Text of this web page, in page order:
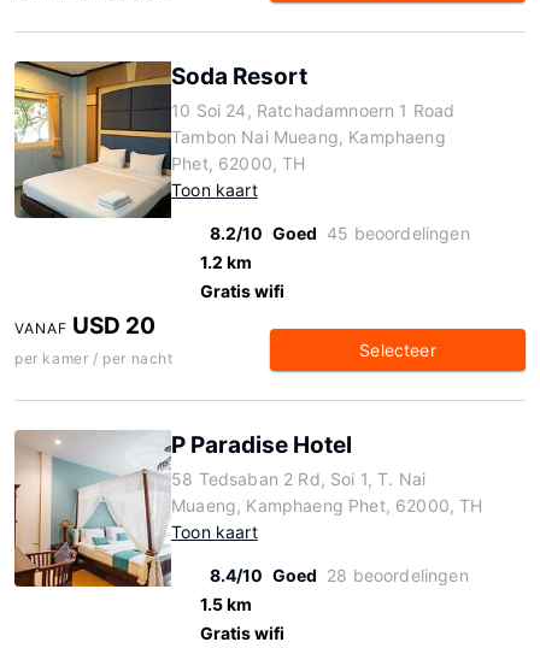
Soda Resort
10 Soi 24, Ratchadamnoern 1 Road
Tambon Nai Mueang, Kamphaeng
Phet, 62000, TH
Toon kaart
8.2/10 Goed 45 beoordelingen
1.2 km
Gratis wifi
VANAF USD 20
per kamer / per nacht Selecteer
P Paradise Hotel
58 Tedsaban 2 Rd, Soi 1, T. Nai
Muaeng, Kamphaeng Phet, 62000, TH
Toon kaart
8.4/10 Goed 28 beoordelingen
1.5 km
Gratis wifi